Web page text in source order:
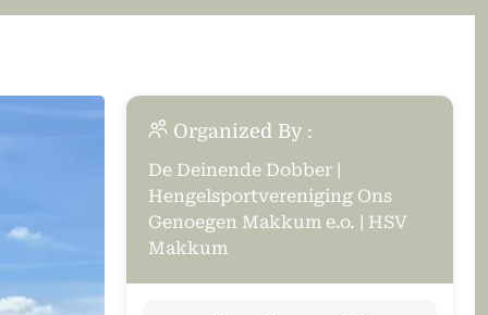
zoekformulier
Organized By :
De Deinende Dobber |
Hengelsportvereniging Ons
Genoegen Makkum e.o. | HSV
Makkum